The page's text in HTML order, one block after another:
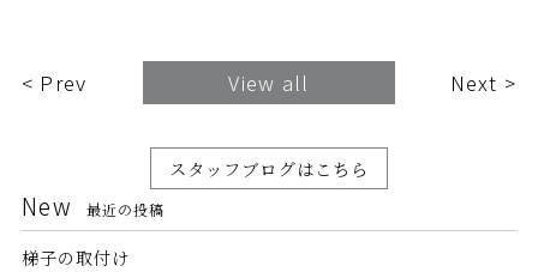
< Prev View all Next >
スタッフブログはこちら
New 最近の投稿
梯子の取付け